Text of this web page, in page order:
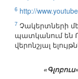
6 http://
7 Չակերտների
պատկանում են
վերոնշյալ